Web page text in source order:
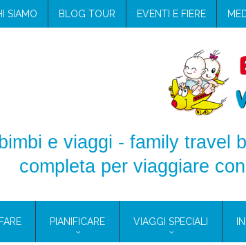
SIAMO BLOG TOUR EVENTI E FIERE
bimbi e viaggi - family travel
completa per viaggiare
PIANIFICARE VIAGGI SPECIALI